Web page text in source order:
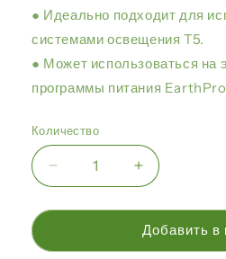
● Идеально подходит для
системами освещения T5.
● Может использоваться на
программы питания
Количество
Уменьшить
количество
Аркадия-
Pro
Увеличить
количество
Аркадия-
Earth
Pro
Добавить в